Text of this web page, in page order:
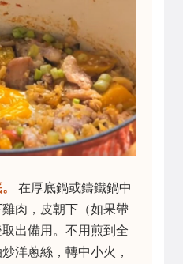
在厚底鍋或鑄鐵鍋中
肉，皮朝下（如果帶
出備用。不用煎到全
洋蔥絲，轉中小火，